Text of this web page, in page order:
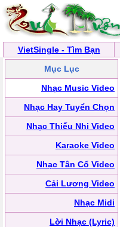
VietSingle - Tìm Bạn
Mục Lục
Nhạc Music Video
Nhạc Hay Tuyển Chọn
Nhạc Thiếu Nhi Video
Karaoke Video
Nhạc Tân Cổ Video
Cải Lương Video
Nhạc Midi
Lời Nhạc (Lyric)